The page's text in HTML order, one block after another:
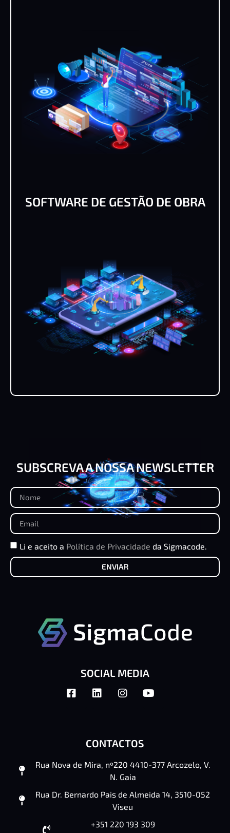
SOFTWARE DE GESTÃO DE OBRA
SUBSCREVA A NOSSA NEWSLETTER
Li e aceito a Política de Privacidade da Sigmacode.
ENVIAR
SOCIAL MEDIA
CONTACTOS
Rua Nova de Mira, nº220 4410-377 Arcozelo, V.
N. Gaia
Rua Dr. Bernardo Pais de Almeida 14, 3510-052
Viseu
+351 220 193 309